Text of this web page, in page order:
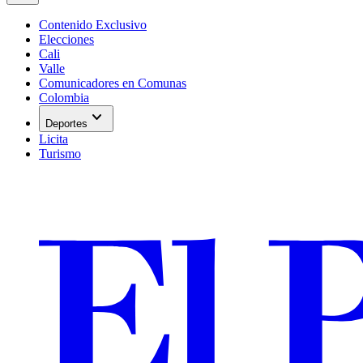
Contenido Exclusivo
Elecciones
Cali
Valle
Comunicadores en Comunas
Colombia
Deportes expand_more
Licita
Turismo